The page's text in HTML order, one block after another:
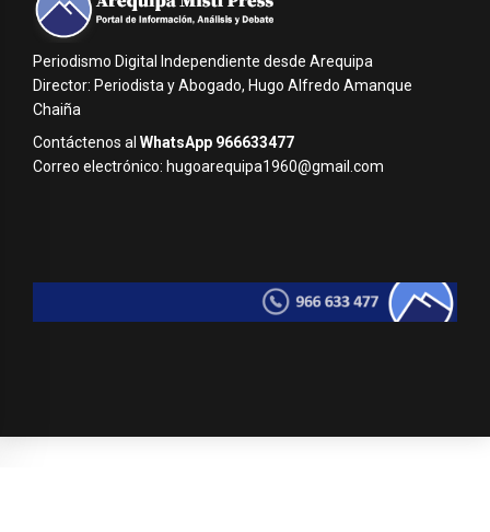
Periodismo Digital Independiente desde Arequipa
Director: Periodista y Abogado, Hugo Alfredo Amanque
Chaiña
Contáctenos al WhatsApp 966633477
Correo electrónico: hugoarequipa1960@gmail.com